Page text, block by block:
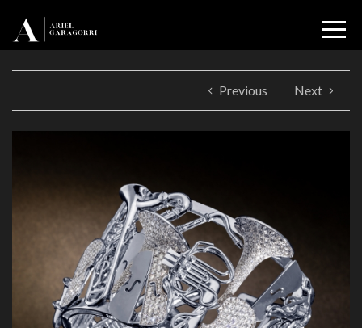
Previous Next